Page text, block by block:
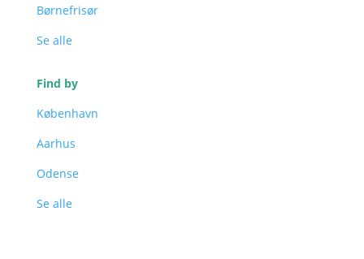
Børnefrisør
Se alle
Find by
København
Aarhus
Odense
Se alle